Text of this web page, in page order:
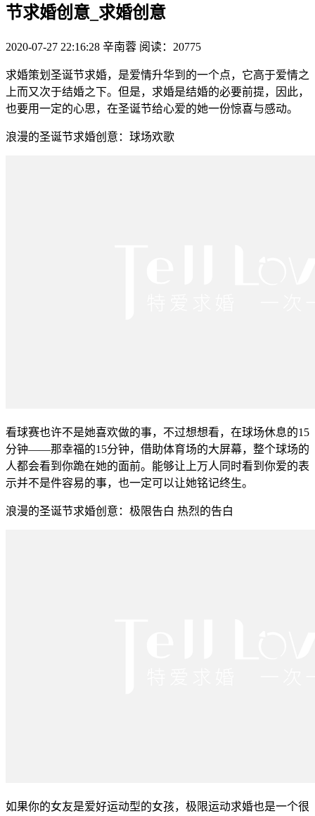
节求婚创意_求婚创意
2020-07-27 22:16:28 辛南蓉 阅读：20775
求婚策划圣诞节求婚，是爱情升华到的一个点，它高于爱情之
上而又次于结婚之下。但是，求婚是结婚的必要前提，因此，
也要用一定的心思，在圣诞节给心爱的她一份惊喜与感动。
浪漫的圣诞节求婚创意：球场欢歌
看球赛也许不是她喜欢做的事，不过想想看，在球场休息的15
分钟――那幸福的15分钟，借助体育场的大屏幕，整个球场的
人都会看到你跪在她的面前。能够让上万人同时看到你爱的表
示并不是件容易的事，也一定可以让她铭记终生。
浪漫的圣诞节求婚创意：极限告白 热烈的告白
如果你的女友是爱好运动型的女孩，极限运动求婚也是一个很